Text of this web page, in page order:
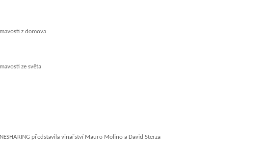
z domova
ze světa
představila vinařství Mauro Molino a David Sterza